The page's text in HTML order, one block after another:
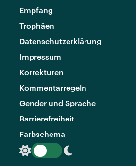
Empfang
Trophäen
Datenschutzerklärung
Impressum
Korrekturen
Kommentarregeln
Gender und Sprache
Barrierefreiheit
Farbschema